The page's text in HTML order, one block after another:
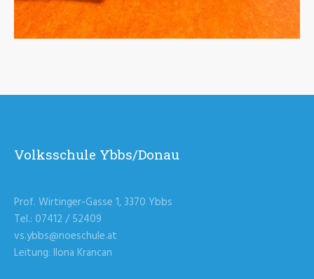
Volksschule Ybbs/Donau
Prof. Wirtinger-Gasse 1, 3370 Ybbs
Tel.: 07412 / 52409
vs.ybbs@noeschule.at
Leitung: Ilona Krancan